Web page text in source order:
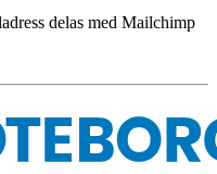
delas med Mailchimp